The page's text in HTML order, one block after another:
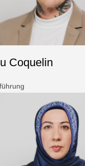
Coquelin